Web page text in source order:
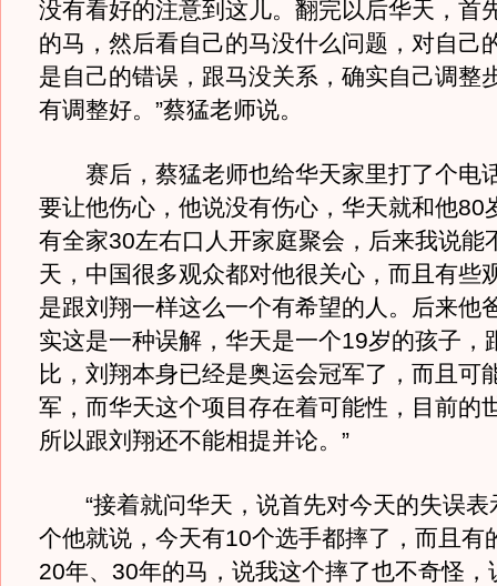
没有看好的注意到这儿。翻完以后华天，首
的马，然后看自己的马没什么问题，对自己
是自己的错误，跟马没关系，确实自己调整
有调整好。”蔡猛老师说。
赛后，蔡猛老师也给华天家里打了个电
要让他伤心，他说没有伤心，华天就和他80
有全家30左右口人开家庭聚会，后来我说能
天，中国很多观众都对他很关心，而且有些
是跟刘翔一样这么一个有希望的人。后来他
实这是一种误解，华天是一个19岁的孩子，
比，刘翔本身已经是奥运会冠军了，而且可
军，而华天这个项目存在着可能性，目前的
所以跟刘翔还不能相提并论。”
“接着就问华天，说首先对今天的失误表
个他就说，今天有10个选手都摔了，而且有
20年、30年的马，说我这个摔了也不奇怪，